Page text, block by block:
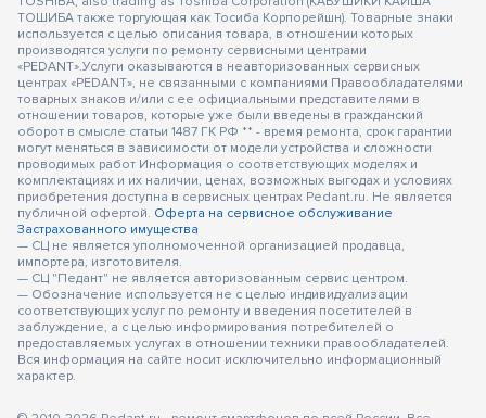
ТОШИБА также торгующая как Тосиба Корпорейшн). Товарные знаки
используется с целью описания товара, в отношении которых
производятся услуги по ремонту сервисными центрами
«PEDANT».Услуги оказываются в неавторизованных сервисных
центрах «PEDANT», не связанными с компаниями Правообладателями
товарных знаков и/или с ее официальными представителями в
отношении товаров, которые уже были введены в гражданский
оборот в смысле статьи 1487 ГК РФ ** - время ремонта, срок гарантии
могут меняться в зависимости от модели устройства и сложности
проводимых работ Информация о соответствующих моделях и
комплектациях и их наличии, ценах, возможных выгодах и условиях
приобретения доступна в сервисных центрах Pedant.ru. Не является
публичной офертой. Оферта на сервисное обслуживание
Застрахованного имущества
— СЦ не является уполномоченной организацией продавца,
импортера, изготовителя.
— СЦ "Педант" не является авторизованным сервис центром.
— Обозначение используется не с целью индивидуализации
соответствующих услуг по ремонту и введения посетителей в
заблуждение, а с целью информирования потребителей о
предоставляемых услугах в отношении техники правообладателей.
Вся информация на сайте носит исключительно информационный
характер.